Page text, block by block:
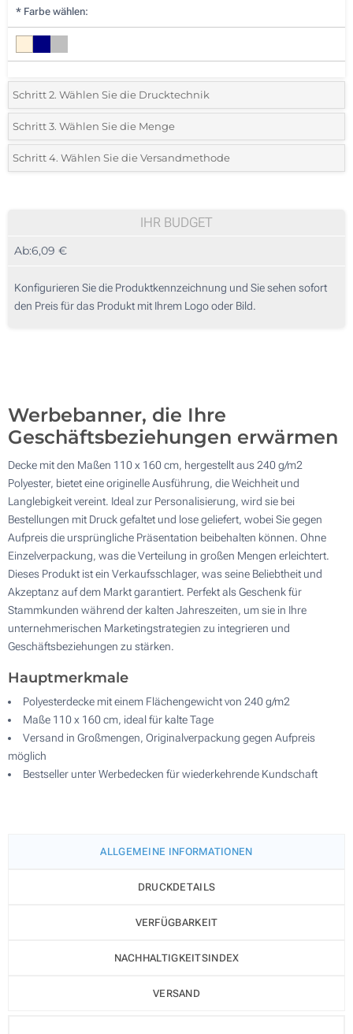
* Farbe wählen:
Schritt 2. Wählen Sie die Drucktechnik
*Wählen Sie die Druck- und Farbtechniken für Ihr Logo:
Lasergravur rund (Auf einem Lederetikett)
Schritt 3. Wählen Sie die Menge
*Bitte wählen Sie Ihre gewünschte Menge
10
50
Schritt 4. Wählen Sie die Versandmethode
IHR BUDGET
Ab:6,09 €
Konfigurieren Sie die Produktkennzeichnung und Sie sehen sofort
den Preis für das Produkt mit Ihrem Logo oder Bild.
Werbebanner, die Ihre
Geschäftsbeziehungen erwärmen
Decke mit den Maßen 110 x 160 cm, hergestellt aus 240 g/m2
Polyester, bietet eine originelle Ausführung, die Weichheit und
Langlebigkeit vereint. Ideal zur Personalisierung, wird sie bei
Bestellungen mit Druck gefaltet und lose geliefert, wobei Sie gegen
Aufpreis die ursprüngliche Präsentation beibehalten können. Ohne
Einzelverpackung, was die Verteilung in großen Mengen erleichtert.
Dieses Produkt ist ein Verkaufsschlager, was seine Beliebtheit und
Akzeptanz auf dem Markt garantiert. Perfekt als Geschenk für
Stammkunden während der kalten Jahreszeiten, um sie in Ihre
unternehmerischen Marketingstrategien zu integrieren und
Geschäftsbeziehungen zu stärken.
Hauptmerkmale
Polyesterdecke mit einem Flächengewicht von 240 g/m2
Maße 110 x 160 cm, ideal für kalte Tage
Versand in Großmengen, Originalverpackung gegen Aufpreis
möglich
Bestseller unter Werbedecken für wiederkehrende Kundschaft
ALLGEMEINE INFORMATIONEN
DRUCKDETAILS
VERFÜGBARKEIT
NACHHALTIGKEITSINDEX
VERSAND